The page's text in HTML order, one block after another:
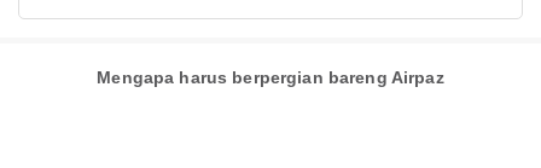
Mengapa harus berpergian bareng Airpaz